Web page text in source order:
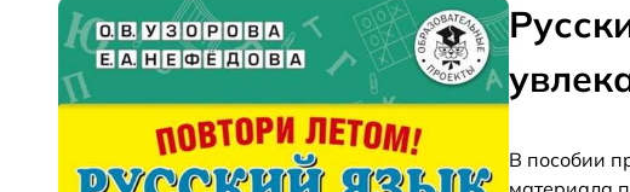
В пособии